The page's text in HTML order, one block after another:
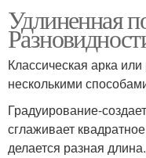
Удлиненная
Классическая арка
несколькими
Градуирование-
сглаживает
делается разная длина.